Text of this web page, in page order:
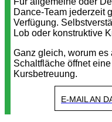
Dance-Team jederzeit
Verfügung.
Lob oder konstruktive
Ganz gleich, worum
Schaltfläche öffnet
Kursbetreuung.
E-MAIL AN